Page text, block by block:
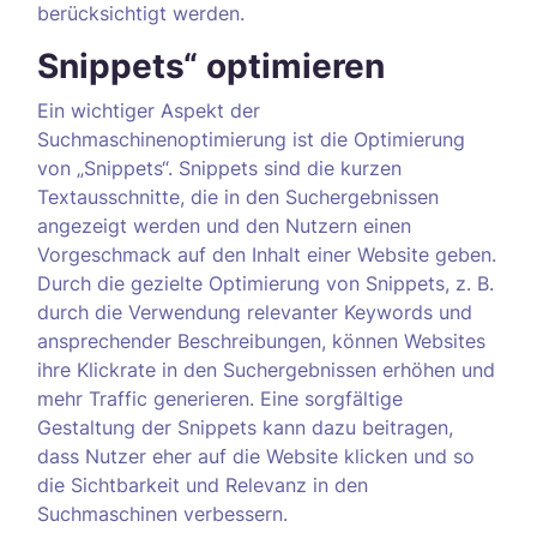
berücksichtigt werden.
Snippets“ optimieren
Ein wichtiger Aspekt der
Suchmaschinenoptimierung ist die Optimierung
von „Snippets“. Snippets sind die kurzen
Textausschnitte, die in den Suchergebnissen
angezeigt werden und den Nutzern einen
Vorgeschmack auf den Inhalt einer Website geben.
Durch die gezielte Optimierung von Snippets, z. B.
durch die Verwendung relevanter Keywords und
ansprechender Beschreibungen, können Websites
ihre Klickrate in den Suchergebnissen erhöhen und
mehr Traffic generieren. Eine sorgfältige
Gestaltung der Snippets kann dazu beitragen,
dass Nutzer eher auf die Website klicken und so
die Sichtbarkeit und Relevanz in den
Suchmaschinen verbessern.